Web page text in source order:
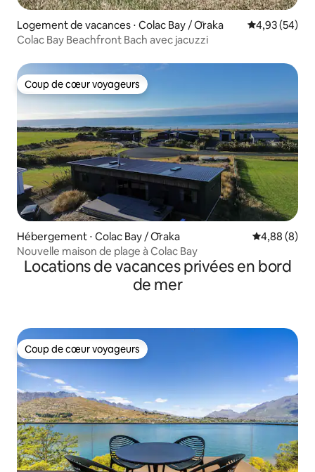
Logement de vacances ⋅ Colac Bay / Ōraka Évaluation
4,93 (54)
Colac Bay Beachfront Bach avec jacuzzi
Coup de cœur voyageurs
Coup de cœur voyageurs
Hébergement ⋅ Colac Bay / Ōraka Évaluation
4,88 (8)
Nouvelle maison de plage à Colac Bay
Locations de vacances privées en bord
de mer
Coup de cœur voyageurs
Coup de cœur voyageurs